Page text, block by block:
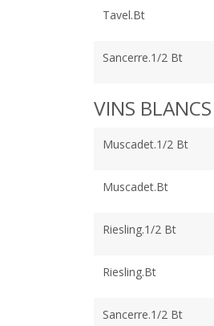
Tavel.Bt
Sancerre.1/2 Bt
VINS
Muscadet.1/2 Bt
Muscadet.Bt
Riesling.1/2 Bt
Riesling.Bt
Sancerre.1/2 Bt